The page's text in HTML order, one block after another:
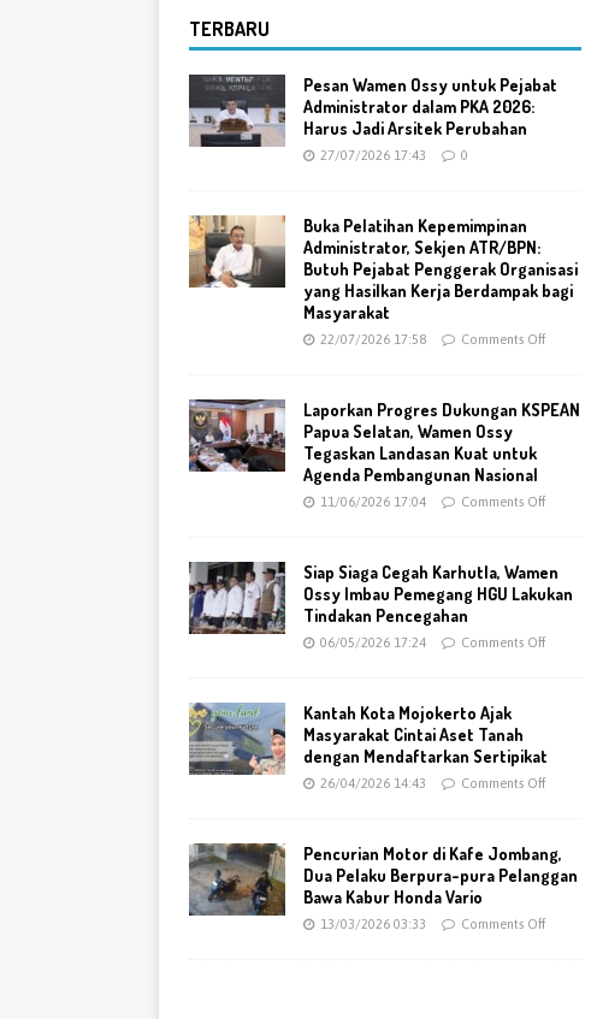
TERBARU
Pesan Wamen Ossy untuk Pejabat
Administrator dalam PKA 2026:
Harus Jadi Arsitek Perubahan
27/07/2026 17:43 0
Buka Pelatihan Kepemimpinan
Administrator, Sekjen ATR/BPN:
Butuh Pejabat Penggerak Organisasi
yang Hasilkan Kerja Berdampak bagi
Masyarakat
22/07/2026 17:58 Comments Off
Laporkan Progres Dukungan KSPEAN
Papua Selatan, Wamen Ossy
Tegaskan Landasan Kuat untuk
Agenda Pembangunan Nasional
11/06/2026 17:04 Comments Off
Siap Siaga Cegah Karhutla, Wamen
Ossy Imbau Pemegang HGU Lakukan
Tindakan Pencegahan
06/05/2026 17:24 Comments Off
Kantah Kota Mojokerto Ajak
Masyarakat Cintai Aset Tanah
dengan Mendaftarkan Sertipikat
26/04/2026 14:43 Comments Off
Pencurian Motor di Kafe Jombang,
Dua Pelaku Berpura-pura Pelanggan
Bawa Kabur Honda Vario
13/03/2026 03:33 Comments Off